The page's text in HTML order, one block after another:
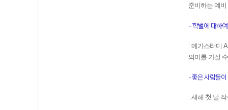
준비하는 예
- 학벌에 대하
: 메가스터디
의미를 가질
- 좋은 사람들이
: 새해 첫 날